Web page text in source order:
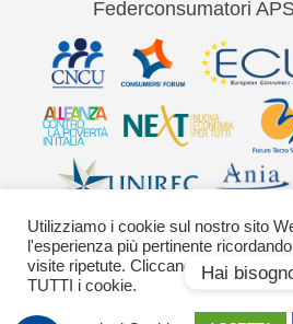
Federconsumatori
Via
Utilizziamo i cookie sul nostro sito
l'esperienza più pertinente
visite ripetute. Cliccando su
TUTTI i cookie.
Hai